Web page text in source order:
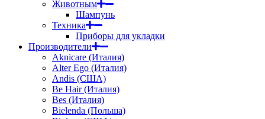
Животным
Шампунь
Техника
Приборы для укладки
Производители
Aknicare (Италия)
Alter Ego (Италия)
Andis (США)
Be Hair (Италия)
Bes (Италия)
Bielenda (Польша)